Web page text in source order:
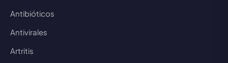
Antibióticos
Antivirales
Artritis